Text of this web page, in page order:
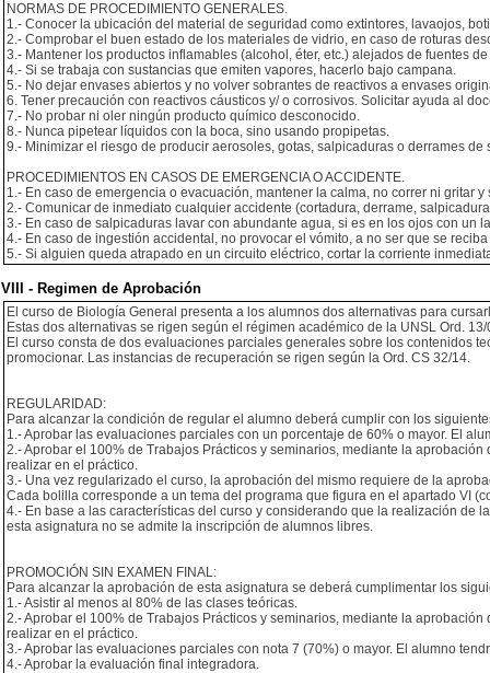
NORMAS DE PROCEDIMIENTO GENERALES.
1.- Conocer la ubicación del material de seguridad como extintores, lavaojos,
2.- Comprobar el buen estado de los materiales de vidrio, en caso de roturas
3.- Mantener los productos inflamables (alcohol, éter, etc.) alejados de fuentes de
4.- Si se trabaja con sustancias que emiten vapores, hacerlo bajo campana.
5.- No dejar envases abiertos y no volver sobrantes de reactivos a envases
6. Tener precaución con reactivos cáusticos y/ o corrosivos. Solicitar ayuda al
7.- No probar ni oler ningún producto químico desconocido.
8.- Nunca pipetear líquidos con la boca, sino usando propipetas.
9.- Minimizar el riesgo de producir aerosoles, gotas, salpicaduras o derrames
PROCEDIMIENTOS EN CASOS DE EMERGENCIA O ACCIDENTE.
1.- En caso de emergencia o evacuación, mantener la calma, no correr ni gritar
2.- Comunicar de inmediato cualquier accidente (cortadura, derrame,
3.- En caso de salpicaduras lavar con abundante agua, si es en los ojos con un
4.- En caso de ingestión accidental, no provocar el vómito, a no ser que se
5.- Si alguien queda atrapado en un circuito eléctrico, cortar la corriente
VIII - Regimen de Aprobación
El curso de Biología General presenta a los alumnos dos alternativas para
Estas dos alternativas se rigen según el régimen académico de la UNSL Ord. 13/
El curso consta de dos evaluaciones parciales generales sobre los contenidos
promocionar. Las instancias de recuperación se rigen según la Ord. CS 32/14.
REGULARIDAD:
Para alcanzar la condición de regular el alumno deberá cumplir con los
1.- Aprobar las evaluaciones parciales con un porcentaje de 60% o mayor. El
2.- Aprobar el 100% de Trabajos Prácticos y seminarios, mediante la
realizar en el práctico.
3.- Una vez regularizado el curso, la aprobación del mismo requiere de la
Cada bolilla corresponde a un tema del programa que figura en el apartado VI
4.- En base a las características del curso y considerando que la realización
esta asignatura no se admite la inscripción de alumnos libres.
PROMOCIÓN SIN EXAMEN FINAL:
Para alcanzar la aprobación de esta asignatura se deberá cumplimentar los
1.- Asistir al menos al 80% de las clases teóricas.
2.- Aprobar el 100% de Trabajos Prácticos y seminarios, mediante la
realizar en el práctico.
3.- Aprobar las evaluaciones parciales con nota 7 (70%) o mayor. El alumno
4.- Aprobar la evaluación final integradora.